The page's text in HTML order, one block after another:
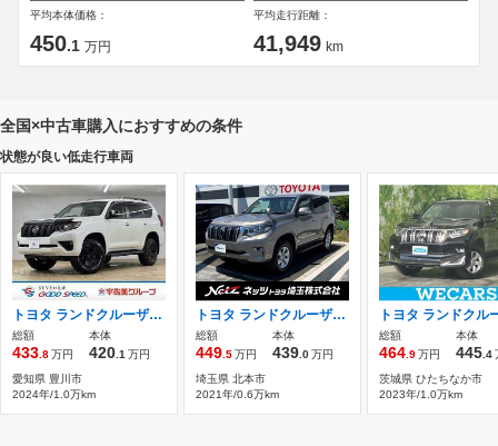
平均本体価格：
450.1 万円
平均走行距離：
41,949 km
全国×中古車購入におすすめの条件
状態が良い低走行車両
トヨタ ランドクルーザープラド 2.7 TX 4WD 1オーナー/マルチナビ/全周囲カメラ
総額
433 .8万円
本体
420 .1 万円
愛知県 豊川市
2024年/1.0万km
トヨタ ランドクルーザープラド 2.7 TX Lパッケージ 4WD 純正9型メモリーナビ・フルセグTV・バック
総額
449 .5万円
本体
439 .0万円
埼玉県 北本市
2021年/0.6万km
総額
464 .9万円
本体
445 .4
茨城県 ひたちなか市
2023年/1.0万km